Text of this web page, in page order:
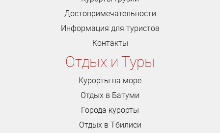
Достопримечательности
Информация для туристов
Контакты
Отдых и Туры
Курорты на море
Отдых в Батуми
Города курорты
Отдых в Тбилиси